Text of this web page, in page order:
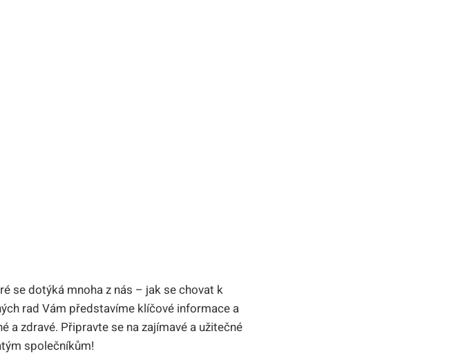
se dotýká mnoha z nás – jak se chovat k
rad Vám představíme klíčové informace a
a zdravé. Připravte se na zajímavé a užitečné
společníkům!